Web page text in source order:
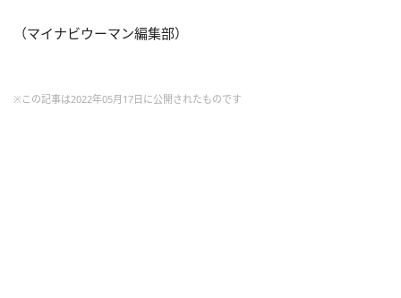
（マイナビウーマン編集部）
※この記事は2022年05月17日に公開されたものです